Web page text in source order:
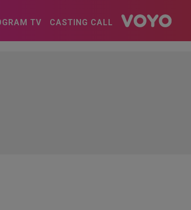
TV CASTING CALL